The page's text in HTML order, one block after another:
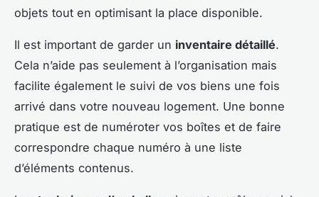
objets tout en optimisant la place disponible.
Il est important de garder un inventaire détaillé.
Cela n’aide pas seulement à l’organisation mais
facilite également le suivi de vos biens une fois
arrivé dans votre nouveau logement. Une bonne
pratique est de numéroter vos boîtes et de faire
correspondre chaque numéro à une liste
d’éléments contenus.